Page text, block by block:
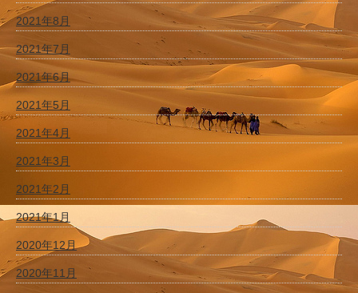
2021年8月
2021年7月
2021年6月
2021年5月
2021年4月
2021年3月
2021年2月
2021年1月
2020年12月
2020年11月